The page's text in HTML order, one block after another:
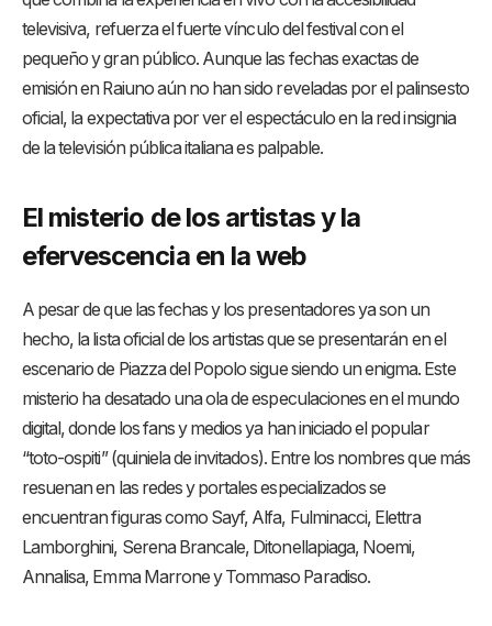
televisiva, refuerza el fuerte vínculo del festival con el
pequeño y gran público. Aunque las fechas exactas de
emisión en Raiuno aún no han sido reveladas por el palinsesto
oficial, la expectativa por ver el espectáculo en la red insignia
de la televisión pública italiana es palpable.
El misterio de los artistas y la
efervescencia en la web
A pesar de que las fechas y los presentadores ya son un
hecho, la lista oficial de los artistas que se presentarán en el
escenario de Piazza del Popolo sigue siendo un enigma. Este
misterio ha desatado una ola de especulaciones en el mundo
digital, donde los fans y medios ya han iniciado el popular
“toto-ospiti” (quiniela de invitados). Entre los nombres que más
resuenan en las redes y portales especializados se
encuentran figuras como Sayf, Alfa, Fulminacci, Elettra
Lamborghini, Serena Brancale, Ditonellapiaga, Noemi,
Annalisa, Emma Marrone y Tommaso Paradiso.